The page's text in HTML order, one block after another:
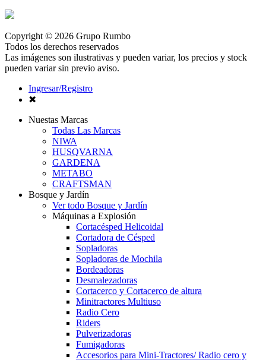
Copyright © 2026 Grupo Rumbo
Todos los derechos reservados
Las imágenes son ilustrativas y pueden variar, los precios y stock
pueden variar sin previo aviso.
Ingresar/Registro
✖
Nuestas Marcas
Todas Las Marcas
NIWA
HUSQVARNA
GARDENA
METABO
CRAFTSMAN
Bosque y Jardín
Ver todo Bosque y Jardín
Máquinas a Explosión
Cortacésped Helicoidal
Cortadora de Césped
Sopladoras
Sopladoras de Mochila
Bordeadoras
Desmalezadoras
Cortacerco y Cortacerco de altura
Minitractores Multiuso
Radio Cero
Riders
Pulverizadoras
Fumigadoras
Accesorios para Mini-Tractores/ Radio cero y